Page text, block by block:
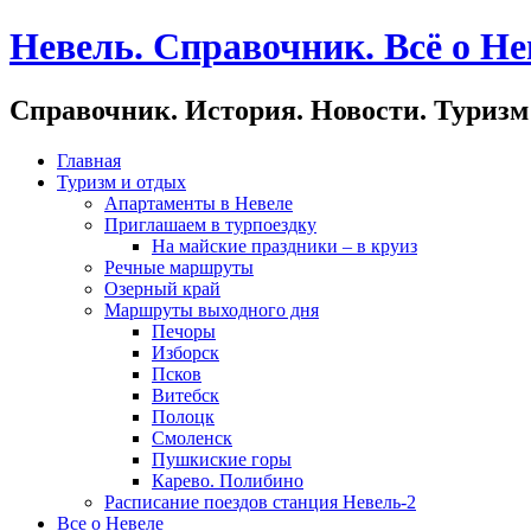
Невель. Справочник. Всё о
Справочник. История. Новости. Туризм
Главная
Туризм и отдых
Апартаменты в Невеле
Приглашаем в турпоездку
На майские праздники – в круиз
Речные маршруты
Озерный край
Маршруты выходного дня
Печоры
Изборск
Псков
Витебск
Полоцк
Смоленск
Пушкиские горы
Карево. Полибино
Расписание поездов станция Невель-2
Все о Невеле